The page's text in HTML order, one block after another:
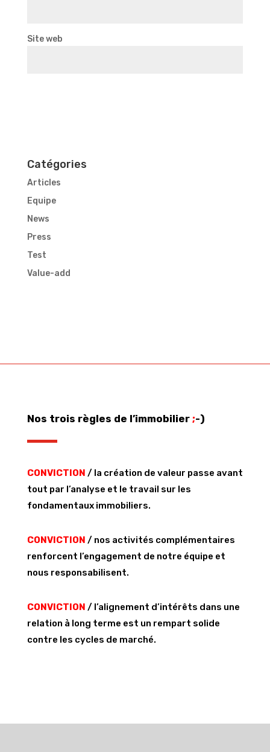
Site web
Catégories
Articles
Equipe
News
Press
Test
Value-add
Nos trois règles de l’immobilier ;-)
CONVICTION / la création de valeur passe avant
tout par l’analyse et le travail sur les
fondamentaux immobiliers.
CONVICTION / nos activités complémentaires
renforcent l’engagement de notre équipe et
nous responsabilisent.
CONVICTION / l’alignement d’intérêts dans une
relation à long terme est un rempart solide
contre les cycles de marché.